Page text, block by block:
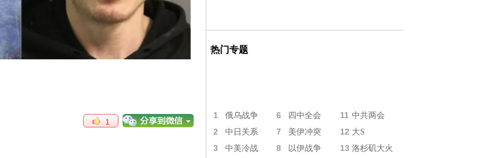
1
热门专题
1 俄乌战争 6 四中全会 11 中共两会
2 中日关系 7 美伊冲突 12 大S
3 中美冷战 8 以伊战争 13 洛杉矶大火